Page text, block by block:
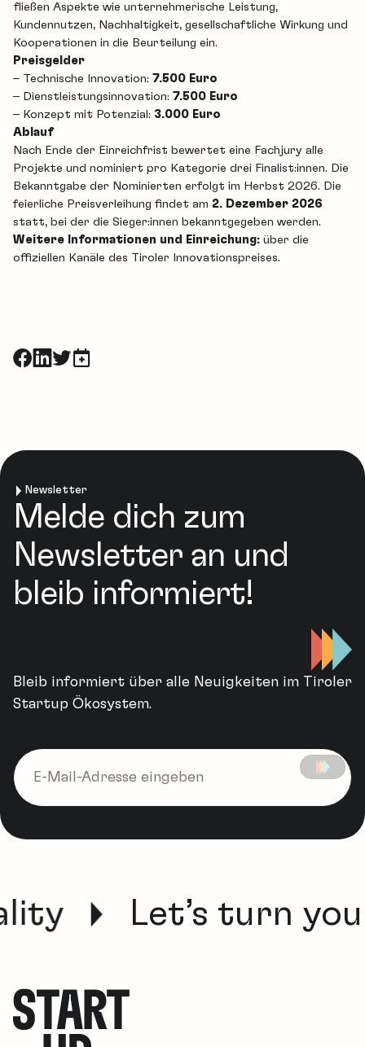
fließen Aspekte wie unternehmerische Leistung,
Kundennutzen, Nachhaltigkeit, gesellschaftliche Wirkung und
Kooperationen in die Beurteilung ein.
Preisgelder
– Technische Innovation: 7.500 Euro
– Dienstleistungsinnovation: 7.500 Euro
– Konzept mit Potenzial: 3.000 Euro
Ablauf
Nach Ende der Einreichfrist bewertet eine Fachjury alle
Projekte und nominiert pro Kategorie drei Finalist:innen. Die
Bekanntgabe der Nominierten erfolgt im Herbst 2026. Die
feierliche Preisverleihung findet am 2. Dezember 2026
statt, bei der die Sieger:innen bekanntgegeben werden.
Weitere Informationen und Einreichung: über die
offiziellen Kanäle des Tiroler Innovationspreises.
Newsletter
Melde dich zum
Newsletter an und
bleib informiert!
Bleib informiert über alle Neuigkeiten im Tiroler
Startup Ökosystem.
Let’s turn